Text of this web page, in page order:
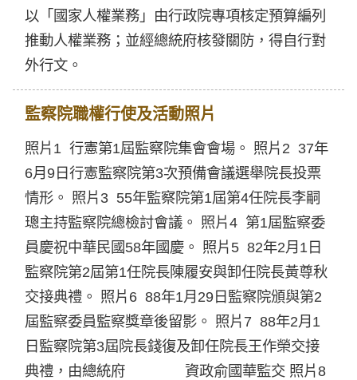
以「國家人權業務」由行政院專項核定預算編列
推動人權業務；並經總統府核發關防，得自行對
外行文。
監察院職權行使及活動照片
照片1 行憲第1屆監察院集會會場。 照片2 37年
6月9日行憲監察院第3次預備會議選舉院長投票
情形。 照片3 55年監察院第1屆第4任院長李嗣
璁主持監察院總檢討會議。 照片4 第1屆監察委
員慶祝中華民國58年國慶。 照片5 82年2月1日
監察院第2屆第1任院長陳履安與卸任院長黃尊秋
交接典禮。 照片6 88年1月29日監察院頒與第2
屆監察委員監察獎章後留影。 照片7 88年2月1
日監察院第3屆院長錢復及卸任院長王作榮交接
典禮，由總統府 資政俞國華監交 照片8